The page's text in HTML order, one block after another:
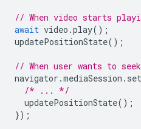
// When video starts
await video .play();
updatePositionState();
// When user wants to
navigator .mediaSession .
/* ... */
updatePositionState();
});